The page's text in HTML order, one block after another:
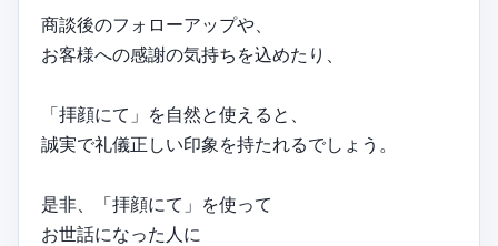
商談後のフォローアップや、
お客様への感謝の気持ちを込めたり、
「拝顔にて」を自然と使えると、
誠実で礼儀正しい印象を持たれるでしょう。
是非、「拝顔にて」を使って
お世話になった人に